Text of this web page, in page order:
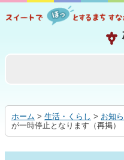
る
ホーム > 生活・くらし > お知
が一時停止となります（再掲）